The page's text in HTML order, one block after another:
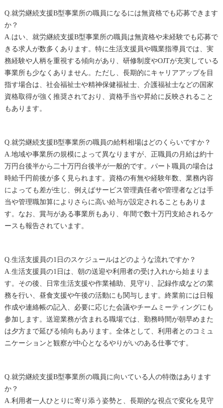
Q.就労継続支援B型事業所の職員になるには無資格でも応募できます
か？
A.はい、就労継続支援B型事業所の職員は無資格や未経験でも応募で
きる求人が数多くあります。特に生活支援員や職業指導員では、実
務経験や人柄を重視する傾向があり、研修制度やOJTが充実している
事業所も少なくありません。ただし、長期的にキャリアアップを目
指す場合は、社会福祉士や精神保健福祉士、介護福祉士などの国家
資格取得が強く推奨されており、資格手当や昇給に反映されること
もあります。
Q.就労継続支援B型事業所の職員の給料相場はどのくらいですか？
A.地域や事業所の規模によって異なりますが、正職員の月給は約十
万円台後半から二十万円台後半が一般的です。パート職員の場合は
時給千円前後が多く見られます。資格の有無や経験年数、業務内容
によっても差が生じ、例えばサービス管理責任者や管理者などは手
当や管理職加算によりさらに高い給与が設定されることもありま
す。なお、賞与がある事業所もあり、年間で数十万円支給されるケ
ースも報告されています。
Q.生活支援員の1日のスケジュールはどのような流れですか？
A.生活支援員の1日は、朝の送迎や利用者の受け入れから始まりま
す。その後、日常生活支援や作業補助、見守り、記録作成などの業
務を行い、昼食支援や午後の活動にも関与します。終業前には日報
作成や連絡帳の記入、必要に応じた会議やチームミーティングにも
参加します。送迎業務が含まれる職場では、勤務時間が朝早めまた
は夕方まで延びる傾向もあります。全体として、利用者とのコミュ
ニケーションと観察が中心となるやりがいのある仕事です。
Q.就労継続支援B型事業所の職員に向いている人の特徴はあります
か？
A.利用者一人ひとりに寄り添う姿勢と、長期的な視点で変化を見守